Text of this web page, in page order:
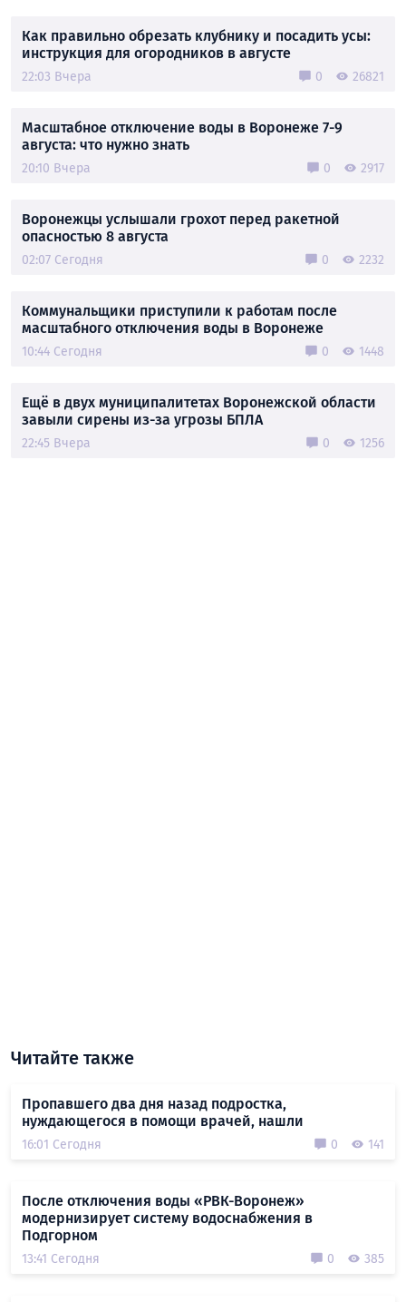
Как правильно обрезать клубнику и посадить усы:
инструкция для огородников в августе
22:03 Вчера 0 26821
Масштабное отключение воды в Воронеже 7-9
августа: что нужно знать
20:10 Вчера 0 2917
Воронежцы услышали грохот перед ракетной
опасностью 8 августа
02:07 Сегодня 0 2232
Коммунальщики приступили к работам после
масштабного отключения воды в Воронеже
10:44 Сегодня 0 1448
Ещё в двух муниципалитетах Воронежской области
завыли сирены из-за угрозы БПЛА
22:45 Вчера 0 1256
Читайте также
Пропавшего два дня назад подростка,
нуждающегося в помощи врачей, нашли
16:01 Сегодня 0 141
После отключения воды «РВК-Воронеж»
модернизирует систему водоснабжения в
Подгорном
13:41 Сегодня 0 385